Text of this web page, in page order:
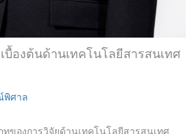
บื้องต้นด้านเทคโนโลยีสารสนเทศ
พิศาล
ของการวิจัยด้านเทคโนโลยีสารสนเทศ